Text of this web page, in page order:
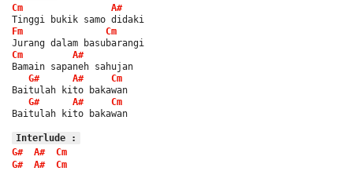
Cm
A#
Tinggi bukik samo didaki
Fm
Cm
Jurang dalam basubarangi
Cm
A#
Bamain sapaneh sahujan
G#
A#
Cm
Baitulah kito bakawan
G#
A#
Cm
Baitulah kito bakawan
Interlude :
G#
A#
Cm
G#
A# Cm